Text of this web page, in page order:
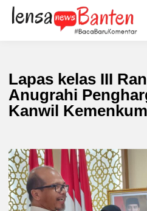
Skip
content
Lapas kelas III
Anugrahi
Kanwil